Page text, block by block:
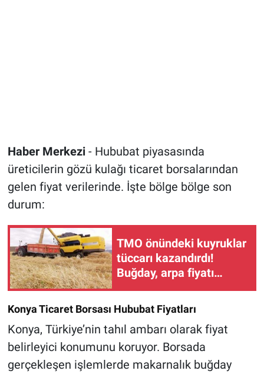
Haber Merkezi- Hububat piyasasında
üreticilerin gözü kulağı ticaret borsalarından
gelen fiyat verilerinde. İşte bölge bölge son
durum:
TMO önündeki kuyruklar
tüccarı kazandırdı!
Buğday, arpa fiyatı
neden düştü?
Konya Ticaret Borsası Hububat Fiyatları
Konya, Türkiye’nin tahıl ambarı olarak fiyat
belirleyici konumunu koruyor. Borsada
gerçekleşen işlemlerde makarnalık buğday